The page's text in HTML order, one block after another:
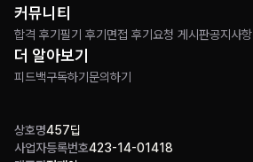
상호명457딥
사업자등록번호423-14-01418
커뮤니티
합격 후기 필기 후기 면접 후기 요청 게시판공지사항
더 알아보기
피드백구독하기 문의하기